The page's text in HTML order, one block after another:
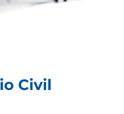
Civil